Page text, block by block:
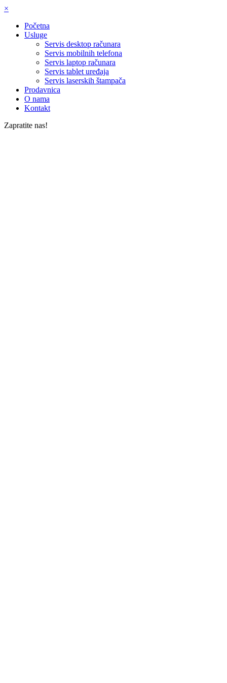
×
Početna
Usluge
Servis desktop računara
Servis mobilnih telefona
Servis laptop računara
Servis tablet uređaja
Servis laserskih štampača
Prodavnica
O nama
Kontakt
Zapratite nas!